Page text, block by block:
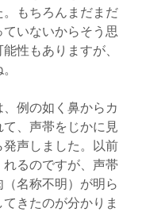
もちろんまだまだ
いないからそう思
性もありますが、
例の如く鼻からカ
、声帯をじかに見
声しました。以前
るのですが、声帯
名称不明）が明ら
きたのが分かりま